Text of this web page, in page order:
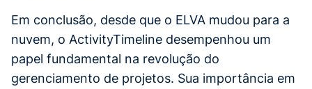
Em conclusão, desde que o ELVA mudou para a
nuvem, o ActivityTimeline desempenhou um
papel fundamental na revolução do
gerenciamento de projetos. Sua importância em